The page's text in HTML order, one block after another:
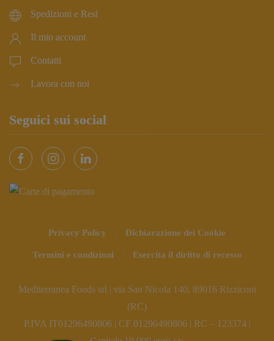
Spedizioni e Resi
Il mio account
Contatti
Lavora con noi
Seguici sui social
Privacy Policy Dichiarazione dei Cookie
Termini e condizioni Esercita il diritto di recesso
Mediterranea Foods srl | via San Nicola 140, 89016 Rizziconi
(RC)
P.IVA IT01296490806 | CF 01296490806 | RC – 123374 |